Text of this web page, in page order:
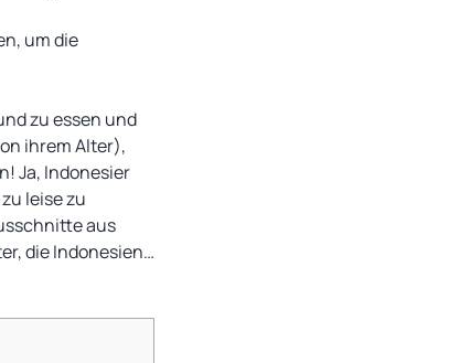
um die
zu essen und
ihrem Alter),
Ja, Indonesier
leise zu
aus
die Indonesien…